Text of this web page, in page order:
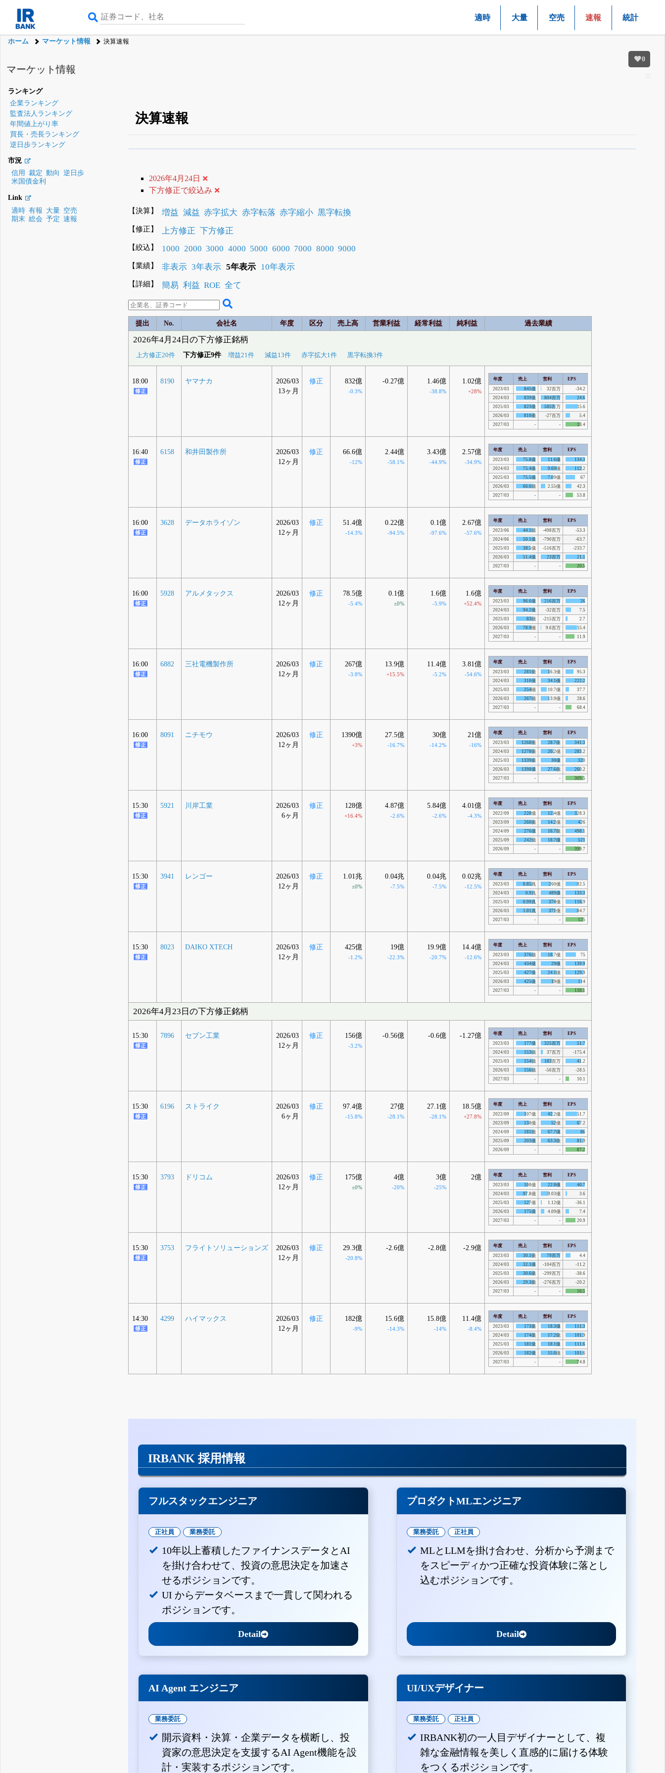
適時 大量 空売 速報 統計
ホーム マーケット情報 決算速報
0
マーケット情報
ランキング
企業ランキング
監査法人ランキング
年間値上がり率
買長・売長ランキング
逆日歩ランキング
市況
信用
裁定 動向
逆日歩
米国債金利
Link
適時 有報 大量 空売
期末 総会 予定 速報
決算速報
登録すると永久30%OFFと米株版の先行利用も付きます
2026年4月24日
下方修正で絞込み
【決算】 増益 減益 赤字拡大 赤字転落 赤字縮小 黒字転換
【修正】 上方修正 下方修正
【絞込】 1000 2000 3000 4000 5000 6000 7000 8000 9000
【業績】 非表示 3年表示 5年表示 10年表示
【詳細】 簡易 利益 ROE 全て
提出 No. 会社名 年度 区分 売上高 営業利益 経常利益 純利益 過去業績
2026年4月24日の下方修正銘柄
上方修正20件 下方修正9件 増益21件 減益13件 赤字拡大1件 黒字転換3件
18:00 8190 ヤマナカ
2026/03
13ヶ月
修正 832億
-0.3%
-0.27億 1.46億
-38.8%
1.02億
+28%
年度 売上 営利
EPS
2023/03
845億 32百万
-34.2
2024/03
839億 804百万
24.6
2025/03
823億 585百万
15.6
2026/03
810億 -27百万
5.4
2027/03
- - 18.4
16:40 6158 和井田製作所
2026/03
12ヶ月
修正 66.6億
-12%
2.44億
-58.1%
3.43億
-44.9%
2.57億
-34.9%
年度 売上 営利
EPS
2023/03
75.8億 11.6億
134.3
2024/03
75.4億 9.69億
112.2
2025/03
75.5億 7.09億
67
2026/03
66.6億 2.55億
42.3
2027/03
- - 53.8
16:00 3628 データホライゾン
2026/03
12ヶ月
修正 51.4億
-14.3%
0.22億
-94.5%
0.1億
-97.6%
2.67億
-57.6%
年度 売上 営利
EPS
2023/06
44.1億 -498百万
-53.3
2024/06
50.1億 -790百万
-63.7
2025/03
38.5億 -516百万
-233.7
2026/03
51.4億 23百万
21.1
2027/03
- - 20.5
16:00 5928 アルメタックス
2026/03
12ヶ月
修正 78.5億
-5.4%
0.1億
±0%
1.6億
-5.9%
1.6億
+52.4%
年度 売上 営利
EPS
2023/03
96.6億 216百万
26
2024/03
94.2億 -32百万
7.5
2025/03
83億 -215百万
2.7
2026/03
78.9億 9.6百万
15.4
2027/03
- - 11.9
16:00 6882 三社電機製作所
2026/03
12ヶ月
修正 267億
-3.8%
13.9億
+15.5%
11.4億
-5.2%
3.81億
-54.6%
年度 売上 営利
EPS
2023/03
281億 16.3億
95.3
2024/03
310億 34.1億
222.2
2025/03
254億 10.7億
37.7
2026/03
267億 13.9億
28.6
2027/03
- - 68.4
16:00 8091 ニチモウ
2026/03
12ヶ月
修正 1390億
+3%
27.5億
-16.7%
30億
-14.2%
21億
-16%
年度 売上 営利
EPS
2023/03
1268億 28.7億
341.3
2024/03
1278億 20.2億
283.2
2025/03
1339億 30億
320
2026/03
1398億 27.6億
260.2
2027/03
- - 309.5
15:30 5921 川岸工業
2026/03
6ヶ月
修正 128億
+16.4%
4.87億
-2.6%
5.84億
-2.6%
4.01億
-4.3%
年度 売上 営利
EPS
2022/09
220億 12.4億
328.3
2023/09
260億 14.2億
426
2024/09
276億 16.7億
498.1
2025/09
242億 18.7億
521
2026/09
- - 399.7
15:30 3941 レンゴー
2026/03
12ヶ月
修正 1.01兆
±0%
0.04兆
-7.5%
0.04兆
-7.5%
0.02兆
-12.5%
年度 売上 営利
EPS
2023/03
0.85兆 260億
82.5
2024/03
0.9兆 489億
133.3
2025/03
0.99兆 374億
116.9
2026/03
1.01兆 371億
84.7
2027/03
- - 125
15:30 8023 DAIKO XTECH
2026/03
12ヶ月
修正 425億
-1.2%
19億
-22.3%
19.9億
-20.7%
14.4億
-12.6%
年度 売上 営利
EPS
2023/03
376億 18.7億
75
2024/03
434億 29億
139.9
2025/03
427億 24.1億
129.9
2026/03
425億 19億
114
2027/03
- - 138.1
2026年4月23日の下方修正銘柄
15:30 7896 セブン工業
2026/03
12ヶ月
修正 156億
-3.2%
-0.56億 -0.6億 -1.27億 年度 売上 営利
EPS
2023/03
177億 325百万
51.7
2024/03
153億 37百万
-175.4
2025/03
154億 183百万
41.2
2026/03
156億 -56百万
-28.5
2027/03
- - 10.1
15:30 6196 ストライク
2026/03
6ヶ月
修正 97.4億
-15.8%
27億
-28.1%
27.1億
-28.1%
18.5億
+27.8%
年度 売上 営利
EPS
2022/09
107億 42.2億
51.7
2023/09
138億 52億
67.2
2024/09
181億 67.7億
86
2025/09
203億 63.3億
81.9
2026/09
- - 87.2
15:30 3793 ドリコム
2026/03
12ヶ月
修正 175億
±0%
4億
-20%
3億
-25%
2億 年度 売上 営利
EPS
2023/03
108億 22.8億
40.7
2024/03
97.8億 9.03億
3.6
2025/03
127億 1.12億
-36.1
2026/03
175億 4.09億
7.4
2027/03
- - 20.9
15:30 3753 フライトソリューションズ
2026/03
12ヶ月
修正 29.3億
-20.8%
-2.6億 -2.8億 -2.9億 年度 売上 営利
EPS
2023/03
30.1億 79百万
4.4
2024/03
32.1億 -104百万
-11.2
2025/03
30.6億 -299百万
-38.6
2026/03
29.3億 -276百万
-20.2
2027/03
- - 16.5
14:30 4299 ハイマックス
2026/03
12ヶ月
修正 182億
-9%
15.6億
-14.3%
15.8億
-14%
11.4億
-8.4%
年度 売上 営利
EPS
2023/03
173億 18.3億
111.3
2024/03
174億 17.2億
101.9
2025/03
181億 18.1億
111.6
2026/03
182億 15.6億
101.6
2027/03
- - 74.8
IRBANK 採用情報
フルスタックエンジニア
正社員 業務委託
10年以上蓄積したファイナンスデータとAI
を掛け合わせて、投資の意思決定を加速さ
せるポジションです。
UI からデータベースまで一貫して関われる
ポジションです。
Detail
プロダクトMLエンジニア
業務委託 正社員
MLとLLMを掛け合わせ、分析から予測まで
をスピーディかつ正確な投資体験に落とし
込むポジションです。
Detail
AI Agent エンジニア
業務委託
開示資料・決算・企業データを横断し、投
資家の意思決定を支援するAI Agent機能を設
計・実装するポジションです。
UI/UXデザイナー
業務委託 正社員
IRBANK初の一人目デザイナーとして、複
雑な金融情報を美しく直感的に届ける体験
をつくるポジションです。